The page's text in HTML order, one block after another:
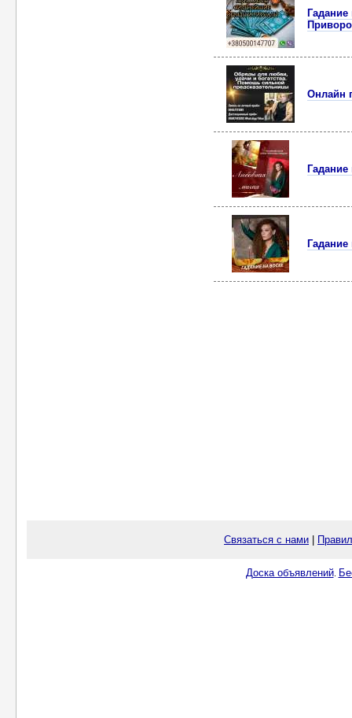
Онлайн
Гадание
Связаться с нами
Доска объявлений.